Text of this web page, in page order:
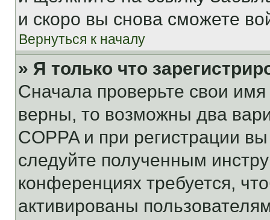
и скоро вы снова сможете
Вернуться к началу
» Я только что
Сначала проверьте свои
верны, то возможны два
COPPA и при регистрации
следуйте полученным
конференциях требуется,
активированы